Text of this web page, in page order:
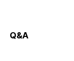
Q&A